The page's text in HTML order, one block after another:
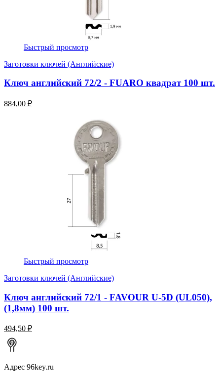
Быстрый просмотр
Заготовки ключей (Английские)
Ключ английский 72/2 - FUARO квадрат 100 шт.
884,00 ₽
Быстрый просмотр
Заготовки ключей (Английские)
Ключ английский 72/1 - FAVOUR U-5D (UL050),
(1,8мм) 100 шт.
494,50 ₽
Адрес 96key.ru